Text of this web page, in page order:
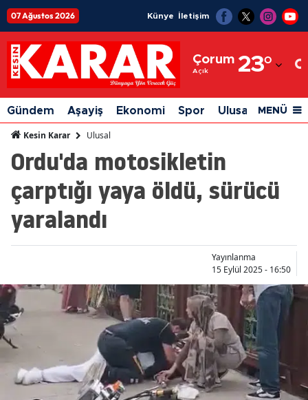
07 Ağustos 2026 Künye İletişim
Çorum
Açık 23°
Adıyaman
Afyonkarahisar
Ağrı
Amasya
Ankara
Aydın
Balıkesir
Bilecik
Bingöl
Bitlis
Gündem Aşayiş Ekonomi Spor Ulusal Siyaset
MENÜ
Kesin Karar Ulusal
Ordu'da motosikletin
çarptığı yaya öldü, sürücü
yaralandı
Yayınlanma
15 Eylül 2025 - 16:50